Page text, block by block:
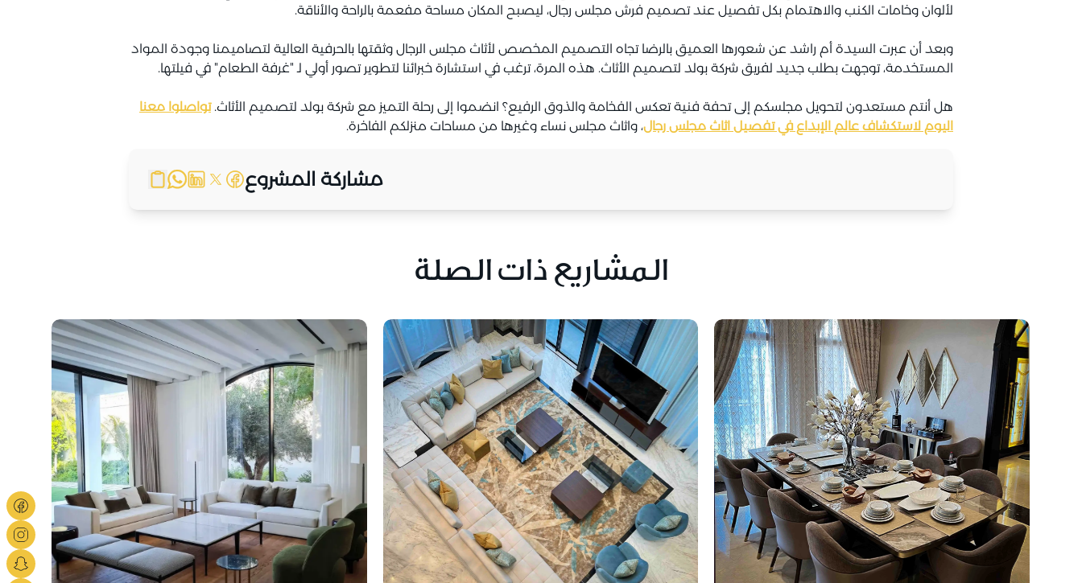
لألوان وخامات الكنب والاهتمام بكل تفصيل عند تصميم فرش مجلس رجال، ليصبح المكان مساحة مفعمة بالراحة والأناقة.
وبعد أن عبرت السيدة أم راشد عن شعورها العميق بالرضا تجاه التصميم المخصص لأثاث مجلس الرجال وثقتها بالحرفية العالية لتصاميمنا وجودة المواد
المستخدمة، توجهت بطلب جديد لفريق شركة بولد لتصميم الأثاث. هذه المرة، ترغب في استشارة خبرائنا لتطوير تصور أولي لـ "غرفة الطعام" في فيلتها.
هل أنتم مستعدون لتحويل مجلسكم إلى تحفة فنية تعكس الفخامة والذوق الرفيع؟ انضموا إلى رحلة التميز مع شركة بولد لتصميم الأثاث.تواصلوا معنا
اليوم لاستكشاف عالم الإبداع في تفصيل اثاث مجلس رجال، واثاث مجلس نساء وغيرها من مساحات منزلكم الفاخرة.
مشاركة المشروع
المشاريع ذات الصلة